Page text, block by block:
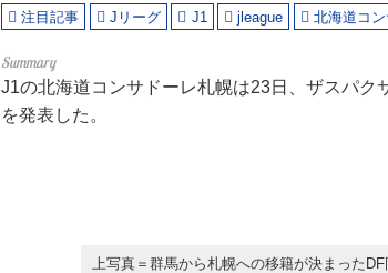
注目記事 Jリーグ J1 jleague 北海道コ
J1の北海道コンサドーレ札幌は23日、ザスパク
を発表した。
上写真＝群馬から札幌への移籍が決まった